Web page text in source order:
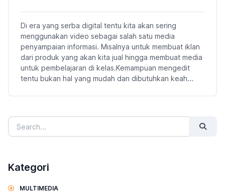
Di era yang serba digital tentu kita akan sering
menggunakan video sebagai salah satu media
penyampaian informasi. Misalnya untuk membuat iklan
dari produk yang akan kita jual hingga membuat media
untuk pembelajaran di kelas.Kemampuan mengedit
tentu bukan hal yang mudah dan dibutuhkan keah...
Kategori
MULTIMEDIA